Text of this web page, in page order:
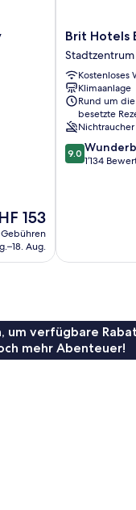
153
Aug.
Brit
Hotels
Earls
Court
Stadtzentrum
London
Brit Hotels
Kostenloses
Klimaanlage
Rund um
besetzte
Nichtraucher
9.0
von
9.0
1’134
um verfügbare
mehr Abenteuer!